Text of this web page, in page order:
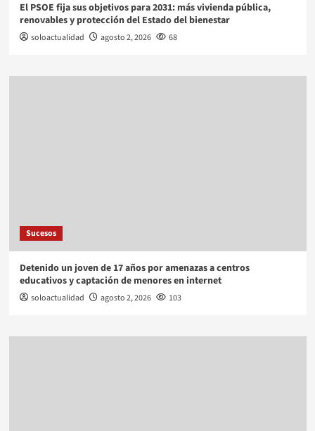
El PSOE fija sus objetivos para 2031: más vivienda pública,
renovables y protección del Estado del bienestar
soloactualidad agosto 2, 2026 68
Sucesos
Detenido un joven de 17 años por amenazas a centros
educativos y captación de menores en internet
soloactualidad agosto 2, 2026 103